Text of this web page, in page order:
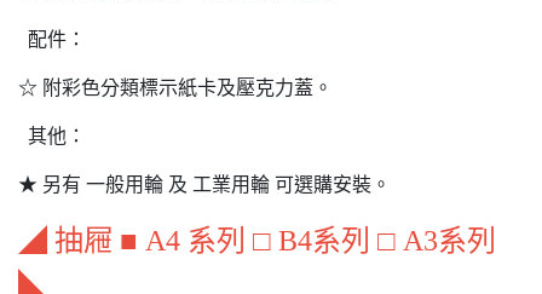
配件：
☆ 附彩色分類標示紙卡及壓克力蓋。
其他：
★ 另有 一般用輪 及 工業用輪 可選購安裝。
◢ 抽屜 ■ A4 系列 □ B4系列 □ A3系列
◣